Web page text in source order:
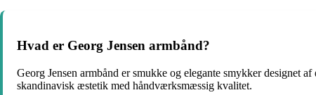
Hvad er Georg Jensen armbånd?
Georg Jensen armbånd er smukke og elegante smykker designet
skandinavisk æstetik med håndværksmæssig kvalitet.